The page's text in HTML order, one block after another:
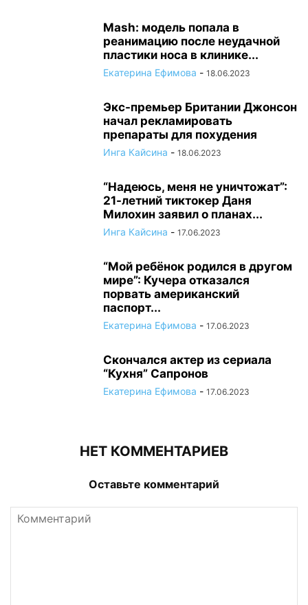
Mash: модель попала в
реанимацию после неудачной
пластики носа в клинике...
Екатерина Ефимова - 18.06.2023
Экс-премьер Британии Джонсон
начал рекламировать
препараты для похудения
Инга Кайсина - 18.06.2023
“Надеюсь, меня не уничтожат”:
21-летний тиктокер Даня
Милохин заявил о планах...
Инга Кайсина - 17.06.2023
“Мой ребёнок родился в другом
мире”: Кучера отказался
порвать американский
паспорт...
Екатерина Ефимова - 17.06.2023
Скончался актер из сериала
“Кухня” Сапронов
Екатерина Ефимова - 17.06.2023
НЕТ КОММЕНТАРИЕВ
Оставьте комментарий